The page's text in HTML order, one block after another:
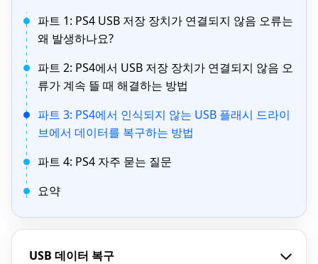
파트 1: PS4 USB 저장 장치가 연결되지 않음 오류는
왜 발생하나요?
파트 2: PS4에서 USB 저장 장치가 연결되지 않음 오
류가 계속 뜰 때 해결하는 방법
파트 3: PS4에서 인식되지 않는 USB 플래시 드라이
브에서 데이터를 복구하는 방법
파트 4: PS4 자주 묻는 질문
요약
USB 데이터 복구